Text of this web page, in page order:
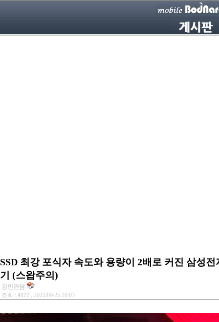
SSD 최강 포식자 속도와 용량이 2배로 커진 삼성
기 (스왑주의)
강민건담
조회 : 4177 , 2025/09/25 20:03